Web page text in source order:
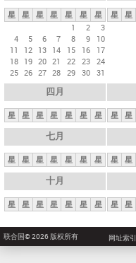
星 星 星 星 星 星
星
1
2
3
4
5 6 7 8 9
10
11
12 13 14 15 16
17
18 19 20 21 22 23 24
25 26 27 28 29 30 31
星 星
四月
星 星 星 星 星 星 星 星 星
七月
星 星 星 星 星 星 星 星 星
十月
星 星 星 星 星 星 星 星 星
联合国© 2026 版权所有 网址索引